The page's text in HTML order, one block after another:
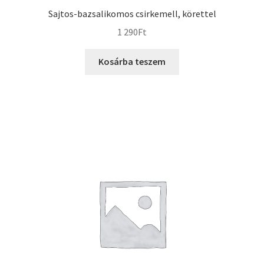
Sajtos-bazsalikomos csirkemell, körettel
1 290Ft
Kosárba teszem